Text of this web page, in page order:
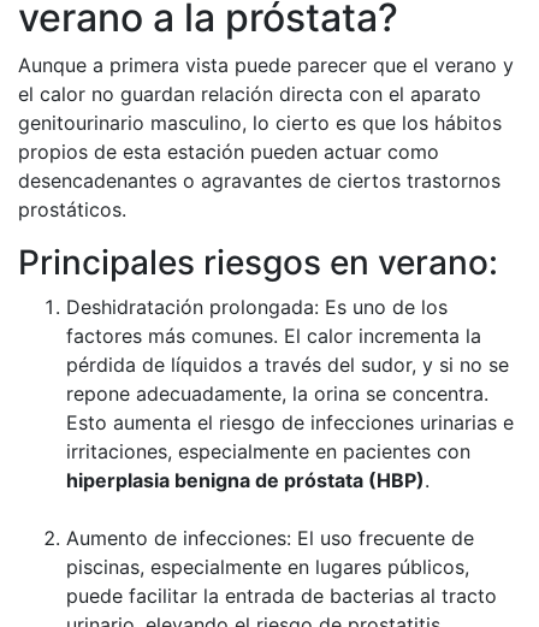
verano a la próstata?
Aunque a primera vista puede parecer que el verano y
el calor no guardan relación directa con el aparato
genitourinario masculino, lo cierto es que los hábitos
propios de esta estación pueden actuar como
desencadenantes o agravantes de ciertos trastornos
prostáticos.
Principales riesgos en verano:
Deshidratación prolongada: Es uno de los
factores más comunes. El calor incrementa la
pérdida de líquidos a través del sudor, y si no se
repone adecuadamente, la orina se concentra.
Esto aumenta el riesgo de infecciones urinarias e
irritaciones, especialmente en pacientes con
hiperplasia benigna de próstata (HBP).
Aumento de infecciones: El uso frecuente de
piscinas, especialmente en lugares públicos,
puede facilitar la entrada de bacterias al tracto